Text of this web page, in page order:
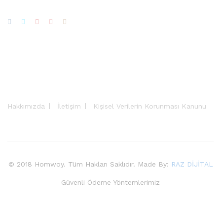
Hakkımızda İletişim Kişisel Verilerin Korunması Kanunu
© 2018 Homwoy. Tüm Hakları Saklıdır. Made By: RAZ DİJİTAL
Güvenli Ödeme Yöntemlerimiz